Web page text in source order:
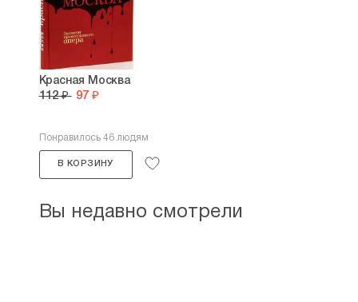
Красная Москва
112 ₽ 97 ₽
Понравилось 46 людям
В КОРЗИНУ
Вы недавно смотрели